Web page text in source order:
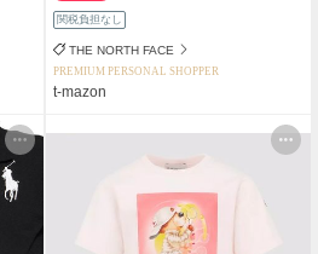
関税負担なし
THE NORTH FACE
PREMIUM PERSONAL SHOPPER
t-mazon